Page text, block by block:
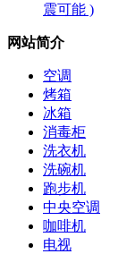
震可能 )
网站简介
空调
烤箱
冰箱
消毒柜
洗衣机
洗碗机
跑步机
中央空调
咖啡机
电视